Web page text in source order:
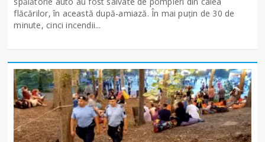
flăcărilor, în această după-amiază. În mai puțin de 30 de
minute, cinci incendii...